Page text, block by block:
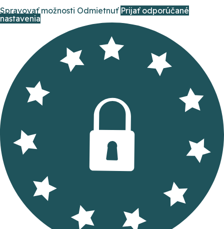
Spravovať možnosti Odmietnuť Prijať odporúčané
nastavenia